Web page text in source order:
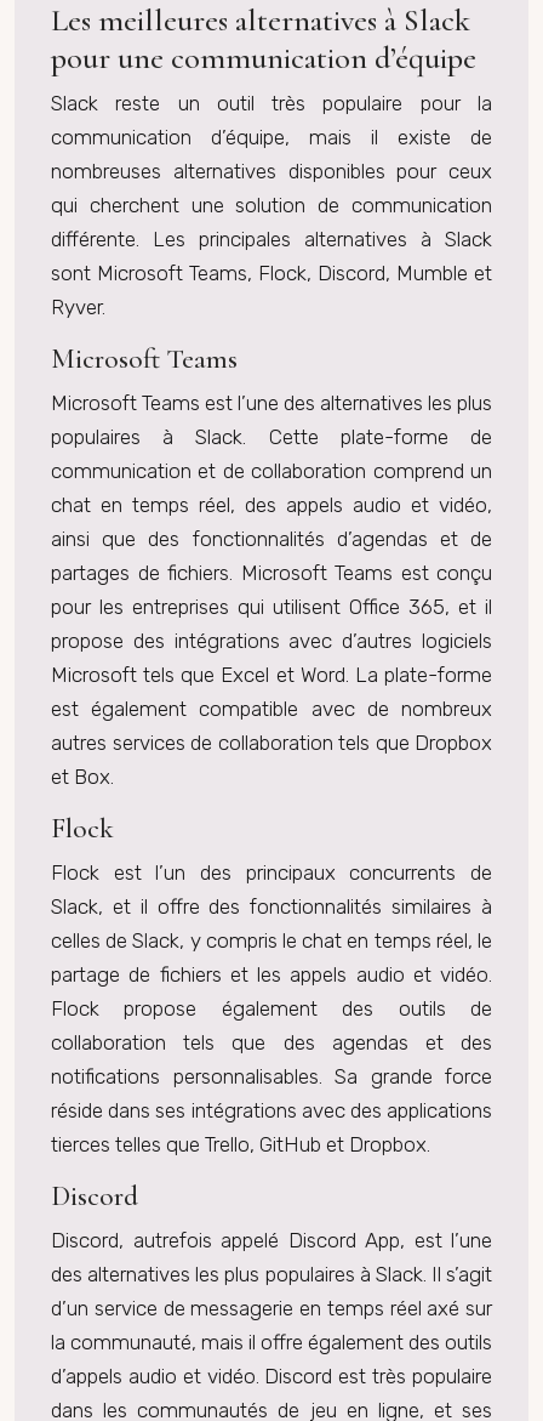
Les meilleures alternatives à Slack
pour une communication d’équipe
Slack reste un outil très populaire pour la
communication d’équipe, mais il existe de
nombreuses alternatives disponibles pour ceux
qui cherchent une solution de communication
différente. Les principales alternatives à Slack
sont Microsoft Teams, Flock, Discord, Mumble et
Ryver.
Microsoft Teams
Microsoft Teams est l’une des alternatives les plus
populaires à Slack. Cette plate-forme de
communication et de collaboration comprend un
chat en temps réel, des appels audio et vidéo,
ainsi que des fonctionnalités d’agendas et de
partages de fichiers. Microsoft Teams est conçu
pour les entreprises qui utilisent Office 365, et il
propose des intégrations avec d’autres logiciels
Microsoft tels que Excel et Word. La plate-forme
est également compatible avec de nombreux
autres services de collaboration tels que Dropbox
et Box.
Flock
Flock est l’un des principaux concurrents de
Slack, et il offre des fonctionnalités similaires à
celles de Slack, y compris le chat en temps réel, le
partage de fichiers et les appels audio et vidéo.
Flock propose également des outils de
collaboration tels que des agendas et des
notifications personnalisables. Sa grande force
réside dans ses intégrations avec des applications
tierces telles que Trello, GitHub et Dropbox.
Discord
Discord, autrefois appelé Discord App, est l’une
des alternatives les plus populaires à Slack. Il s’agit
d’un service de messagerie en temps réel axé sur
la communauté, mais il offre également des outils
d’appels audio et vidéo. Discord est très populaire
dans les communautés de jeu en ligne, et ses